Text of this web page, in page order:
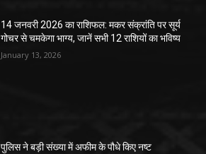
14 जनवरी 2026 का राशिफल: मकर संक्रांति पर सूर्य
गोचर से चमकेगा भाग्य, जानें सभी 12 राशियों का भविष्य
January 13, 2026
पुलिस ने बड़ी संख्या में अफीम के पौधे किए नष्ट